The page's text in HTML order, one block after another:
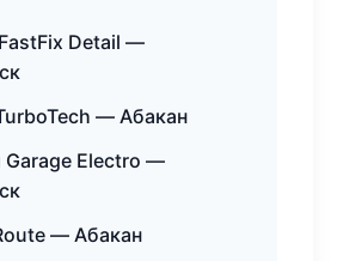
Detail —
— Абакан
Garage Electro —
— Абакан